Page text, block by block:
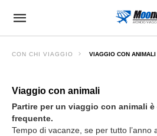
CON CHI VIAGGIO VIAGGIO CON ANIMALI
Viaggio con animali
Partire per un viaggio con animali
frequente.
Tempo di vacanze, se per tutto l’anno